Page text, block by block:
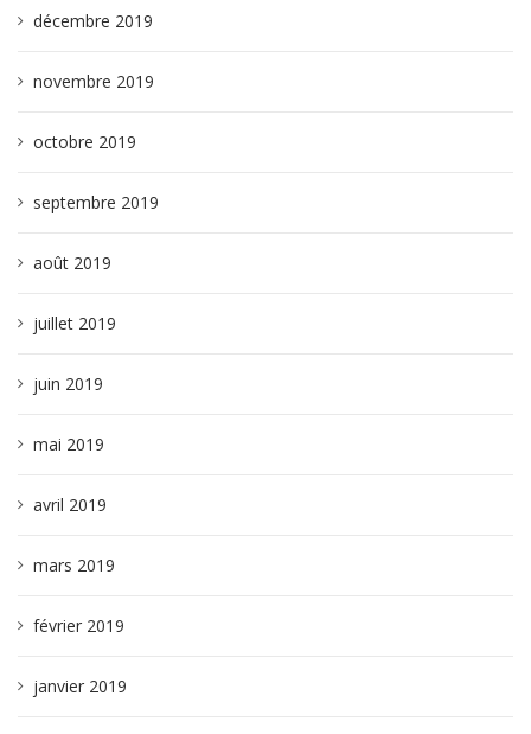
décembre 2019
novembre 2019
octobre 2019
septembre 2019
août 2019
juillet 2019
juin 2019
mai 2019
avril 2019
mars 2019
février 2019
janvier 2019